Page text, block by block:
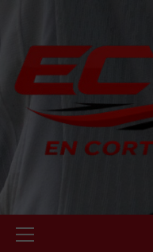
contenido
Menú